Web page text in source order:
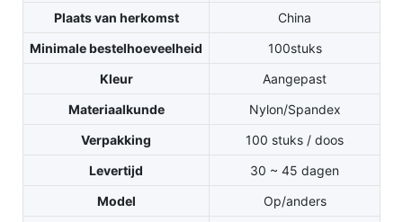
Plaats van herkomst
China
Minimale bestelhoeveelheid
100stuks
Kleur
Aangepast
Materiaalkunde
Nylon/Spandex
Verpakking
100 stuks / doos
Levertijd
30 ~ 45 dagen
Model
Op/anders